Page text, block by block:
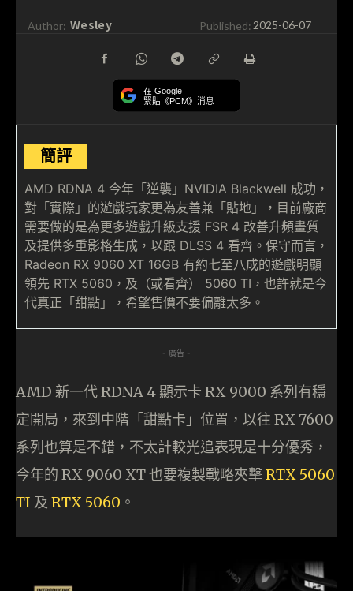
Author: Wesley Published:2025-06-07
在 Google
緊貼《PCM》消息
簡評
AMD RDNA 4 今年「逆襲」NVIDIA Blackwell 成功，
對「實際」的遊戲玩家更為友善兼「貼地」，目前廠商
需要做的是為更多遊戲升級支援 FSR 4 改善升頻畫質
及提供多重影格生成，以跟 DLSS 4 看齊。保守而言，
Radeon RX 9060 XT 16GB 有約七至八成的遊戲明顯
領先 RTX 5060，及（或看齊） 5060 TI，也許就是今
代真正「甜點」，希望售價不要偏離太多。
- 廣告 -
AMD 新一代 RDNA 4 顯示卡 RX 9000 系列有穩
定開局，來到中階「甜點卡」位置，以往 RX 7600
系列也算是不錯，不太計較光追表現是十分優秀，
今年的 RX 9060 XT 也要複製戰略夾擊RTX 5060
TI 及 RTX 5060 。